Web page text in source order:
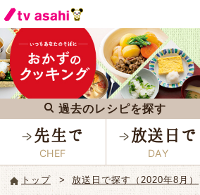
過去のレシピを探す
先生で 放送日で
トップ 放送日で探す（2020年8月）